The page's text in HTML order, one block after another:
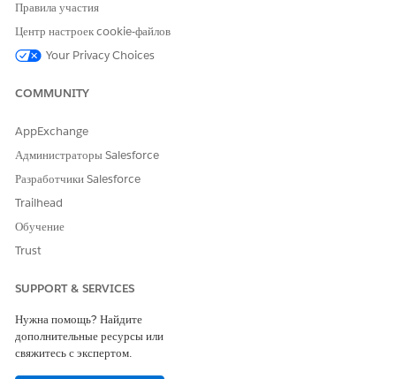
Правила участия
Центр настроек cookie-файлов
Your Privacy Choices
COMMUNITY
AppExchange
Администраторы Salesforce
Разработчики Salesforce
Trailhead
Обучение
Trust
SUPPORT & SERVICES
Нужна помощь? Найдите
дополнительные ресурсы или
свяжитесь с экспертом.